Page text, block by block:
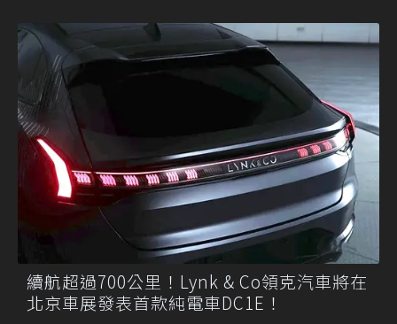
續航超過700公里！Lynk & Co領克汽車將在
北京車展發表首款純電車DC1E！